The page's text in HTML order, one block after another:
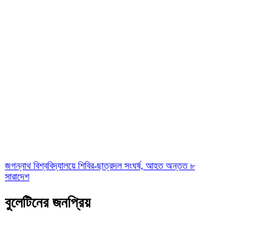
জগন্নাথ বিশ্ববিদ্যালয়ে শিবির-ছাত্রদল সংঘর্ষ, আহত অন্তত ৮
সারাদেশ
বুলেটিনের জনপ্রিয়